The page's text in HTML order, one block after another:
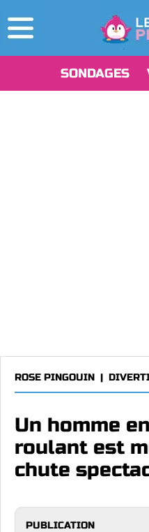
SONDAGES
ROSE PINGOUIN |
Un homme
roulant est
chute
PUBLICATION